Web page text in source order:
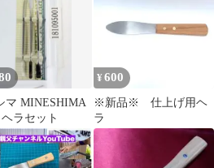
マ MINESHIMA
ラセット
¥ 600
※新品※ 仕上げ用ヘ
ラ